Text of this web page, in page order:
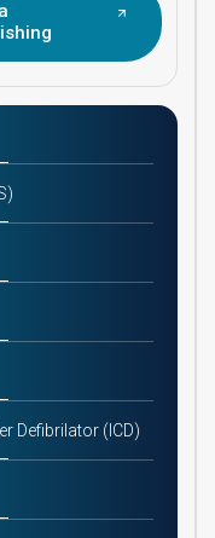
Defibrilator (ICD)